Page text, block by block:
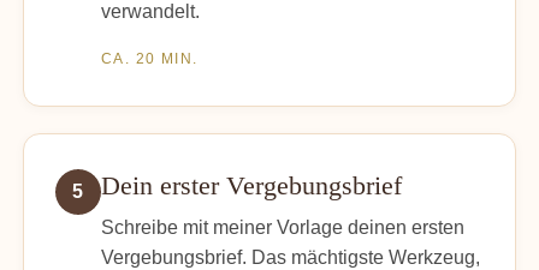
verwandelt.
CA. 20 MIN.
5 Dein erster Vergebungsbrief
Schreibe mit meiner Vorlage deinen ersten
Vergebungsbrief. Das mächtigste Werkzeug,